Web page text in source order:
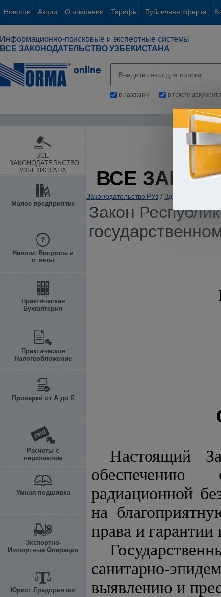
Новости Акции О компании Тарифы Публичная оферта
Информационно-поисковые и экспертные системы
ВСЕ ЗАКОНОДАТЕЛЬСТВО УЗБЕКИСТАНА
в названии в тексте документа
ВСЕ
ЗАКОНОДАТЕЛЬСТВО
УЗБЕКИСТАНА
Малое предприятие
Налоги: Вопросы и
ответы
Практическая
Бухгалтерия
Практическое
Налогообложение
Проверки от А до Я
Расчеты с
персоналом
Умная подшивка
Экспортно-
Импортные Операции
Юрист Предприятия
ВСЕ
Законодательство РУз /
Закон
Настоящий
обеспечению
радиационной
на
права и гарантии
санитарно-
выявлению и